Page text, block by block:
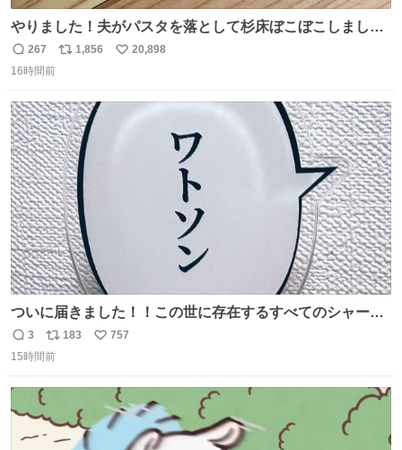
やりました！夫がパスタを落として杉床ぼこぼこしまし
た！よかったーーー！ファーストぼこぼこ自分じゃなく
て！これで第二波いつでもいけます！！！✌️いやーほっと
は乾燥パスタに負けます。豆腐くらいやわやわです。
返
信
267
リ
ト
数
1,856
い
20,898
16時間前
ついに届きました！！この世に存在するすべてのシャーロ
ック・ホームズに「ワトソン」と喋ってもらうためのアク
スタです！！！
返
信
3
リ
ポ
数
183
い
757
15時間前